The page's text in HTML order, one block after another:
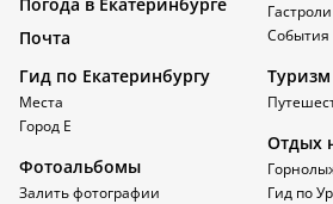
Почта
Гастроли
События
Гид по Екатеринбургу
Места
Город Е
Фотоальбомы
Залить фотографии
Туризм
Отдых
Гид по